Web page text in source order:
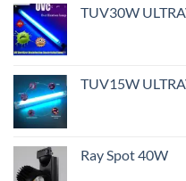
TUV30W
TUV15W
Ray Spot 40W